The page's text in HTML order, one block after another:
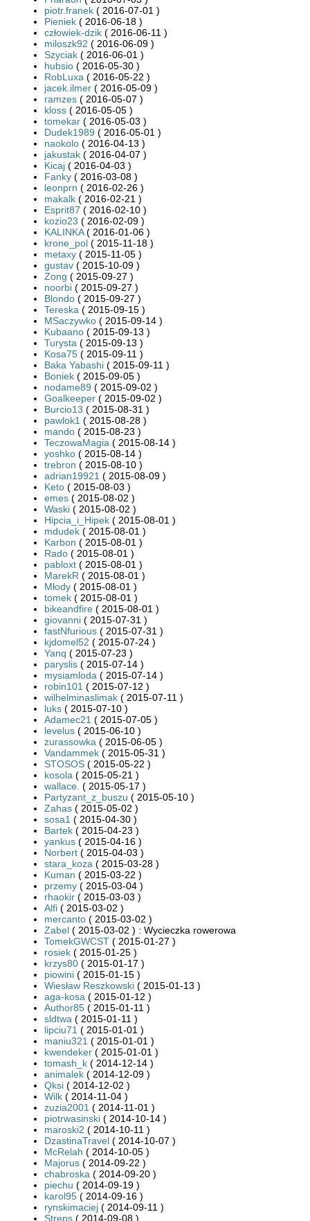
piotr.franek ( 2016-07-01 )
Pieniek ( 2016-06-18 )
człowiek-dzik ( 2016-06-11 )
miloszk92 ( 2016-06-09 )
Szyciak ( 2016-06-01 )
hubsio ( 2016-05-30 )
RobLuxa ( 2016-05-22 )
jacek.ilmer ( 2016-05-09 )
ramzes ( 2016-05-07 )
kloss ( 2016-05-05 )
tomekar ( 2016-05-03 )
Dudek1989 ( 2016-05-01 )
naokolo ( 2016-04-13 )
jakustak ( 2016-04-07 )
Kicaj ( 2016-04-03 )
Fanky ( 2016-03-08 )
leonprn ( 2016-02-26 )
makalk ( 2016-02-21 )
Esprit87 ( 2016-02-10 )
kozio23 ( 2016-02-09 )
KALINKA( 2016-01-06 )
krone_pol ( 2015-11-18 )
metaxy ( 2015-11-05 )
gustav ( 2015-10-09 )
Zong ( 2015-09-27 )
noorbi ( 2015-09-27 )
Blondo ( 2015-09-27 )
Tereska ( 2015-09-15 )
MSaczywko ( 2015-09-14 )
Kubaano ( 2015-09-13 )
Turysta ( 2015-09-13 )
Kosa75 ( 2015-09-11 )
Baka Yabashi ( 2015-09-11 )
Boniek ( 2015-09-05 )
nodame89 ( 2015-09-02 )
Goalkeeper ( 2015-09-02 )
Burcio13 ( 2015-08-31 )
pawlok1 ( 2015-08-28 )
mando ( 2015-08-23 )
TeczowaMagia ( 2015-08-14 )
yoshko ( 2015-08-14 )
trebron ( 2015-08-10 )
adrian19921 ( 2015-08-09 )
Keto ( 2015-08-03 )
emes ( 2015-08-02 )
Waski ( 2015-08-02 )
Hipcia_i_Hipek ( 2015-08-01 )
mdudek ( 2015-08-01 )
Karbon ( 2015-08-01 )
Rado ( 2015-08-01 )
pabloxt ( 2015-08-01 )
MarekR ( 2015-08-01 )
Młody ( 2015-08-01 )
tomek ( 2015-08-01 )
bikeandfire ( 2015-08-01 )
giovanni ( 2015-07-31 )
fastNfurious ( 2015-07-31 )
kjdomel52 ( 2015-07-24 )
Yanq ( 2015-07-23 )
paryslis ( 2015-07-14 )
mysiamloda ( 2015-07-14 )
robin101 ( 2015-07-12 )
wilhelminaslimak ( 2015-07-11 )
luks ( 2015-07-10 )
Adamec21 ( 2015-07-05 )
levelus ( 2015-06-10 )
zurassowka ( 2015-06-05 )
Vandammek ( 2015-05-31 )
STOSOS ( 2015-05-22 )
kosola ( 2015-05-21 )
wallace. ( 2015-05-17 )
Partyzant_z_buszu ( 2015-05-10 )
Zahas ( 2015-05-02 )
sosa1 ( 2015-04-30 )
Bartek ( 2015-04-23 )
yankus ( 2015-04-16 )
Norbert ( 2015-04-03 )
stara_koza ( 2015-03-28 )
Kuman ( 2015-03-22 )
przemy ( 2015-03-04 )
rhaokir ( 2015-03-03 )
Alfi ( 2015-03-02 )
mercanto ( 2015-03-02 )
Zabel ( 2015-03-02 ) : Wycieczka rowerowa
TomekGWCST ( 2015-01-27 )
rosiek ( 2015-01-25 )
krzys80 ( 2015-01-17 )
piowini ( 2015-01-15 )
Wiesław Reszkowski ( 2015-01-13 )
aga-kosa ( 2015-01-12 )
Author85 ( 2015-01-11 )
sldtwa ( 2015-01-11 )
lipciu71 ( 2015-01-01 )
maniu321 ( 2015-01-01 )
kwendeker ( 2015-01-01 )
tomash_k ( 2014-12-14 )
animalek ( 2014-12-09 )
Qksi ( 2014-12-02 )
Wilk ( 2014-11-04 )
zuzia2001 ( 2014-11-01 )
piotrwasinski ( 2014-10-14 )
maroski2 ( 2014-10-11 )
DzastinaTravel ( 2014-10-07 )
McRelah ( 2014-10-05 )
Majorus ( 2014-09-22 )
chabroska ( 2014-09-20 )
piechu ( 2014-09-19 )
karol95 ( 2014-09-16 )
rynskimaciej ( 2014-09-11 )
Streps ( 2014-09-08 )